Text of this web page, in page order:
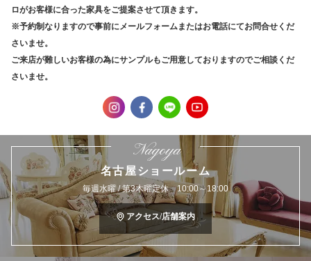
ロがお客様に合った家具をご提案させて頂きます。
※予約制なりますので事前にメールフォームまたはお電話にてお問合せくだ
さいませ。
ご来店が難しいお客様の為にサンプルもご用意しておりますのでご相談くだ
さいませ。
Nagoya
名古屋ショールーム
毎週水曜 / 第3木曜定休 10:00～18:00
アクセス/店舗案内